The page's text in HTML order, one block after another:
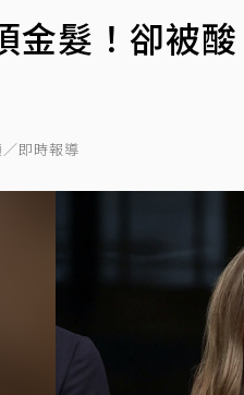
金髮！卻被
即時報導